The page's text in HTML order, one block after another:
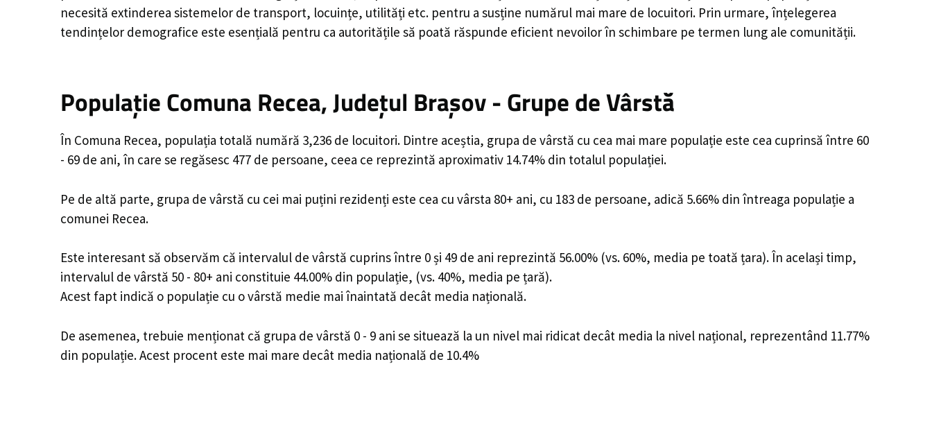
necesită extinderea sistemelor de transport, locuințe, utilități etc. pentru a susține numărul mai mare de locuitori. Prin urmare, înțelegerea
tendințelor demografice este esențială pentru ca autoritățile să poată răspunde eficient nevoilor în schimbare pe termen lung ale comunității.
Populație Comuna Recea, Județul Brașov - Grupe de Vârstă
În Comuna Recea, populația totală numără 3,236 de locuitori. Dintre aceștia, grupa de vârstă cu cea mai mare populație este cea cuprinsă între 60
- 69 de ani, în care se regăsesc 477 de persoane, ceea ce reprezintă aproximativ 14.74% din totalul populației.
Pe de altă parte, grupa de vârstă cu cei mai puțini rezidenți este cea cu vârsta 80+ ani, cu 183 de persoane, adică 5.66% din întreaga populație a
comunei Recea.
Este interesant să observăm că intervalul de vârstă cuprins între 0 și 49 de ani reprezintă 56.00% (vs. 60%, media pe toată țara). În același timp,
intervalul de vârstă 50 - 80+ ani constituie 44.00% din populație, (vs. 40%, media pe țară).
Acest fapt indică o populație cu o vârstă medie mai înaintată decât media națională.
De asemenea, trebuie menționat că grupa de vârstă 0 - 9 ani se situează la un nivel mai ridicat decât media la nivel național, reprezentând 11.77%
din populație. Acest procent este mai mare decât media națională de 10.4%